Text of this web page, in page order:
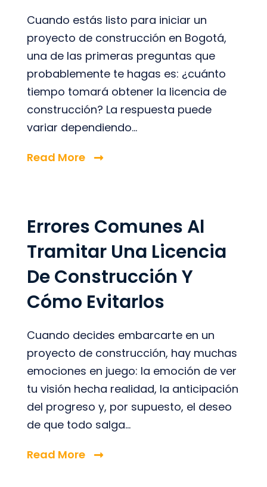
Cuando estás listo para iniciar un
proyecto de construcción en Bogotá,
una de las primeras preguntas que
probablemente te hagas es: ¿cuánto
tiempo tomará obtener la licencia de
construcción? La respuesta puede
variar dependiendo...
Read More
Errores Comunes Al
Tramitar Una Licencia
De Construcción Y
Cómo Evitarlos
Cuando decides embarcarte en un
proyecto de construcción, hay muchas
emociones en juego: la emoción de ver
tu visión hecha realidad, la anticipación
del progreso y, por supuesto, el deseo
de que todo salga...
Read More